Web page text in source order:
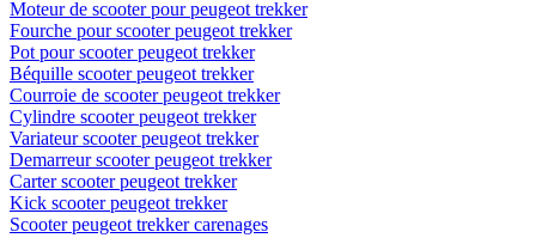
Moteur de scooter pour peugeot trekker
Fourche pour scooter peugeot trekker
Pot pour scooter peugeot trekker
Béquille scooter peugeot trekker
Courroie de scooter peugeot trekker
Cylindre scooter peugeot trekker
Variateur scooter peugeot trekker
Demarreur scooter peugeot trekker
Carter scooter peugeot trekker
Kick scooter peugeot trekker
Scooter peugeot trekker carenages